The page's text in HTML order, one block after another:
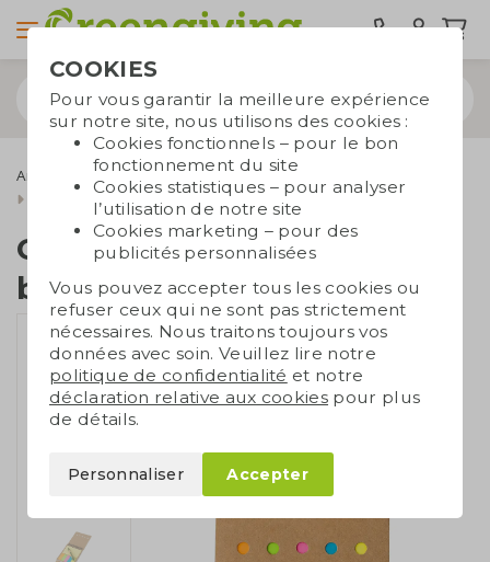
Articles de bureau
carnets personnalisables
Carnets à anneaux
Carnet de notes avec blocs-notes
Carnet de notes avec
blocs-notes
COOKIES
Pour vous garantir la meilleure expérience
sur notre site, nous utilisons des cookies :
Cookies fonctionnels – pour le bon
fonctionnement du site
Cookies statistiques – pour analyser
l’utilisation de notre site
Cookies marketing – pour des
publicités personnalisées
Vous pouvez accepter tous les cookies ou
refuser ceux qui ne sont pas strictement
nécessaires. Nous traitons toujours vos
données avec soin. Veuillez lire notre
politique de confidentialité et notre
déclaration relative aux cookies pour plus
de détails.
Personnaliser Accepter